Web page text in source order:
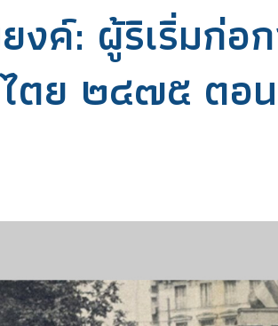
งค์: ผู้ริเริ่มก่อ
ตย ๒๔๗๕ ตอ